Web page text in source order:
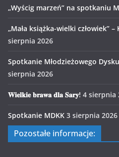
„Wyścig marzeń” na spotkaniu
„Mała książka-wielki człowiek”
sierpnia 2026
Spotkanie Młodzieżowego
sierpnia 2026
𝐖𝐢𝐞𝐥𝐤𝐢𝐞 𝐛𝐫𝐚𝐰𝐚 𝐝𝐥𝐚 𝐒𝐚𝐫𝐲! 4 sierpnia
Spotkanie MDKK 3 sierpnia 2026
Pozostałe informacje: